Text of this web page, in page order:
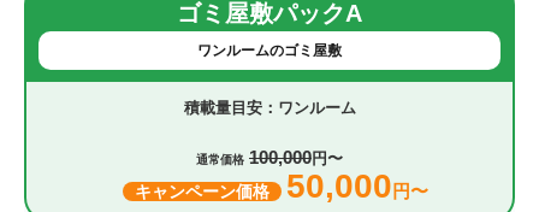
ゴミ屋敷パックA
ワンルームのゴミ屋敷
ワンルーム
通常価格 100,000円〜
キャンペーン価格 50,000 円〜